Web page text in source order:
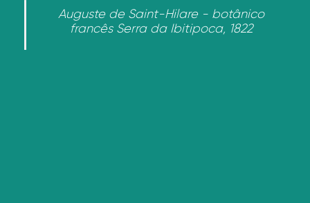
Auguste de Saint-Hilare - botânico
francês Serra da Ibitipoca, 1822